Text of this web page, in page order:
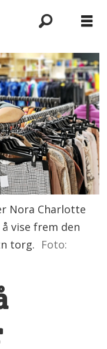
Nora Charlotte
vise frem den
torg. Foto: